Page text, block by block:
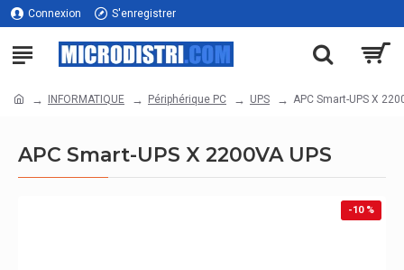
Connexion S'enregistrer
INFORMATIQUE Périphérique PC UPS APC Smart-UPS X
APC Smart-UPS X 2200VA UPS
-10 %